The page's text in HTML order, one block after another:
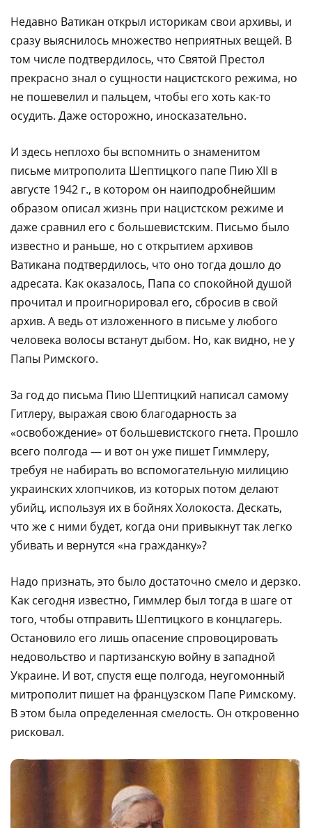
Недавно Ватикан открыл историкам свои архивы, и
сразу выяснилось множество неприятных вещей. В
том числе подтвердилось, что Святой Престол
прекрасно знал о сущности нацистского режима, но
не пошевелил и пальцем, чтобы его хоть как-то
осудить. Даже осторожно, иносказательно.
И здесь неплохо бы вспомнить о знаменитом
письме митрополита Шептицкого папе Пию XII в
августе 1942 г., в котором он наиподробнейшим
образом описал жизнь при нацистском режиме и
даже сравнил его с большевистским. Письмо было
известно и раньше, но с открытием архивов
Ватикана подтвердилось, что оно тогда дошло до
адресата. Как оказалось, Папа со спокойной душой
прочитал и проигнорировал его, сбросив в свой
архив. А ведь от изложенного в письме у любого
человека волосы встанут дыбом. Но, как видно, не у
Папы Римского.
За год до письма Пию Шептицкий написал самому
Гитлеру, выражая свою благодарность за
«освобождение» от большевистского гнета. Прошло
всего полгода — и вот он уже пишет Гиммлеру,
требуя не набирать во вспомогательную милицию
украинских хлопчиков, из которых потом делают
убийц, используя их в бойнях Холокоста. Дескать,
что же с ними будет, когда они привыкнут так легко
убивать и вернутся «на гражданку»?
Надо признать, это было достаточно смело и дерзко.
Как сегодня известно, Гиммлер был тогда в шаге от
того, чтобы отправить Шептицкого в концлагерь.
Остановило его лишь опасение спровоцировать
недовольство и партизанскую войну в западной
Украине. И вот, спустя еще полгода, неугомонный
митрополит пишет на французском Папе Римскому.
В этом была определенная смелость. Он откровенно
рисковал.